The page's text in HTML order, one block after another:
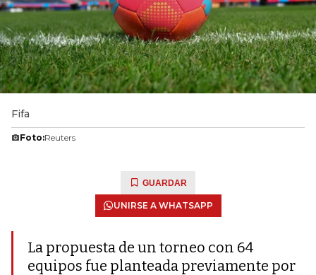
Fifa
Foto:Reuters
GUARDAR
UNIRSE A WHATSAPP
La propuesta de un torneo con 64
equipos fue planteada previamente por